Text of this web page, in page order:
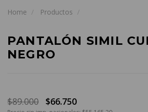
Home Productos
PANTALÓN SIMIL
NEGRO
$89.000 $66.750